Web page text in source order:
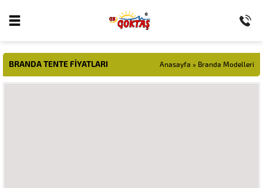
BRANDA TENTE FIYATLARI Anasayfa » Branda Modelleri